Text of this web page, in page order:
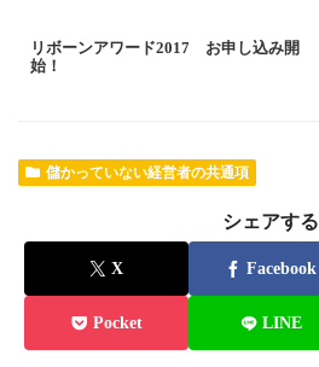
リボーンアワード2017 お申し込み開
始！
儲かっていない経営者の共通項
シェアする
X Facebook
Pocket LINE